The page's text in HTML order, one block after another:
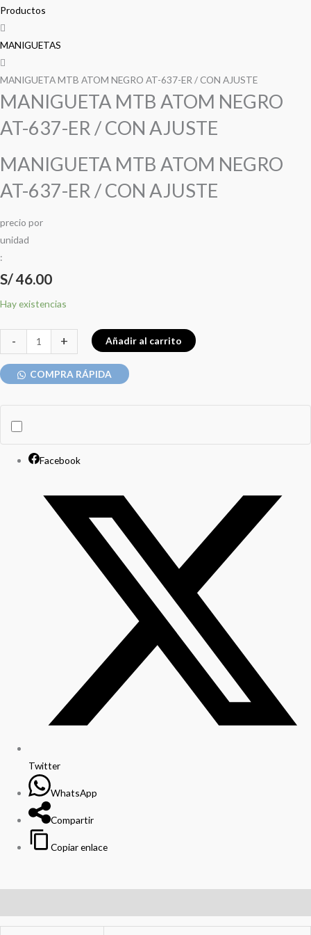
Productos
MANIGUETAS
MANIGUETA MTB ATOM NEGRO AT-637-ER / CON AJUSTE
MANIGUETA MTB ATOM NEGRO
AT-637-ER / CON AJUSTE
MANIGUETA MTB ATOM NEGRO
AT-637-ER / CON AJUSTE
precio por
unidad
:
S/46.00
Hay existencias
-
ATOM
NEGRO
AT-
637-
ER
/
AJUSTE
+ Añadir al carrito
COMPRA RÁPIDA
Facebook
Twitter
WhatsApp
Compartir
Copiar enlace